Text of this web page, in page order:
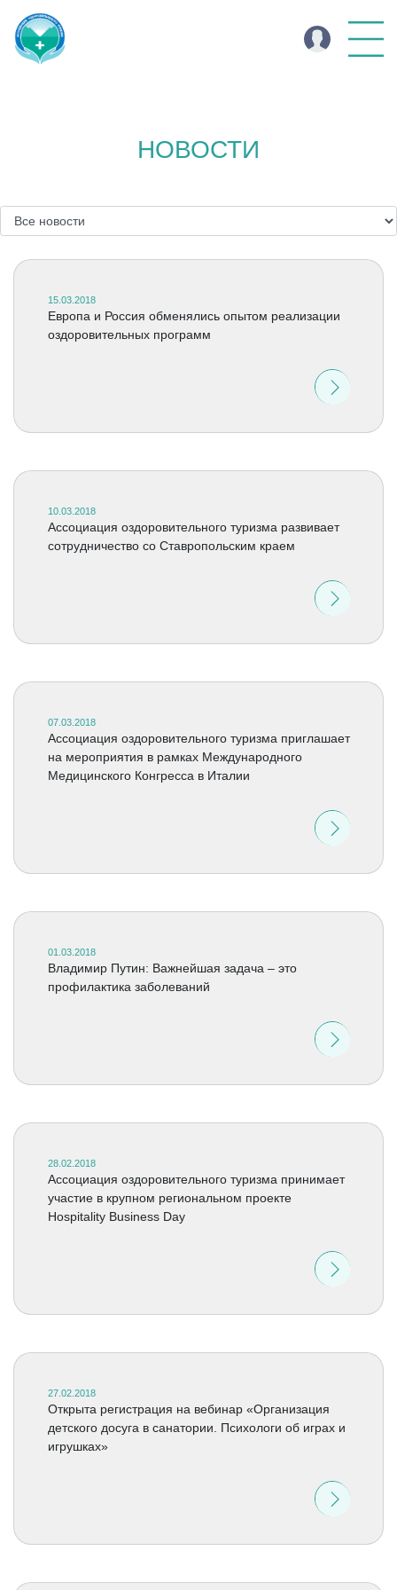
НОВОСТИ
15.03.2018
Европа и Россия обменялись опытом реализации
оздоровительных программ
10.03.2018
Ассоциация оздоровительного туризма развивает
сотрудничество со Ставропольским краем
07.03.2018
Ассоциация оздоровительного туризма приглашает
на мероприятия в рамках Международного
Медицинского Конгресса в Италии
01.03.2018
Владимир Путин: Важнейшая задача – это
профилактика заболеваний
28.02.2018
Ассоциация оздоровительного туризма принимает
участие в крупном региональном проекте
Hospitality Business Day
27.02.2018
Открыта регистрация на вебинар «Организация
детского досуга в санатории. Психологи об играх и
игрушках»